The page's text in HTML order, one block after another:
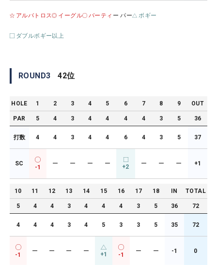
アルバトロス イーグル バーティ ー パー ボギー
ダブルボギー以上
ROUND3 42位
HOLE 1 2 3 4 5 6 7 8 9 OUT
PAR 5 4 3 4 4 4 4 3 5 36
打数 4 4 3 4 4 6 4 3 5 37
SC
-1
ー ー ー ー +2 ー ー ー +1
10 11 12 13 14 15 16 17 18 IN TOTAL
5 4 4 3 4 4 4 3 5 36 72
4 4 4 3 4 5 3 3 5 35 72
-1
ー ー ー ー +1 -1
ー ー -1 0